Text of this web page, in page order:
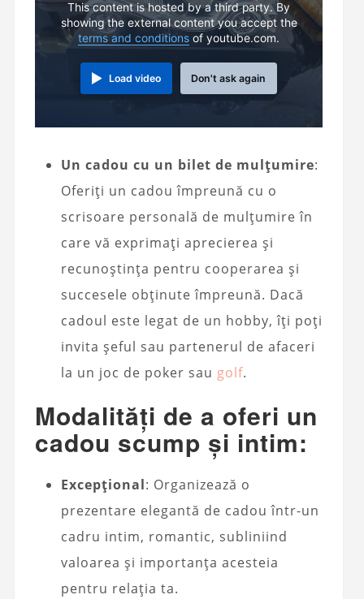
This content is hosted by a third party. By
showing the external content you accept the
terms and conditions of youtube.com.
Load video Don't ask again
Un cadou cu un bilet de mulțumire:
Oferiți un cadou împreună cu o
scrisoare personală de mulțumire în
care vă exprimați aprecierea și
recunoștința pentru cooperarea și
succesele obținute împreună. Dacă
cadoul este legat de un hobby, îți poți
invita șeful sau partenerul de afaceri
la un joc de poker sau golf.
Modalități de a oferi un
cadou scump și intim:
Excepţional: Organizează o
prezentare elegantă de cadou într-un
cadru intim, romantic, subliniind
valoarea și importanța acesteia
pentru relația ta.